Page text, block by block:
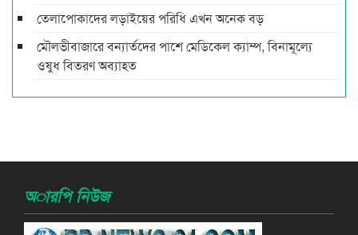
তেলাপোকাদের লড়াইয়ের পরিধি এখন অনেক বড়
মৌলভীবাজারে বন্যার্তদের পাশে মেডিকেল ক্যাম্প, বিনামূল্যে
ওষুধ বিতরণ অব্যাহত
অারপি নিউজ